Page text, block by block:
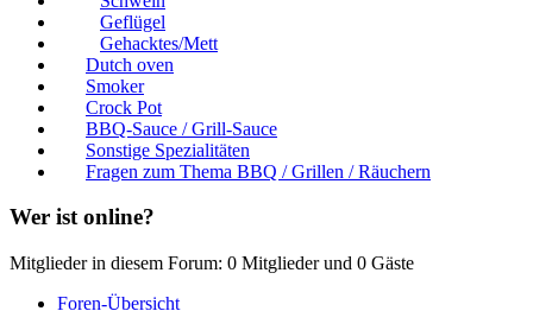
Geflügel
Gehacktes/Mett
Dutch oven
Smoker
Crock Pot
BBQ-Sauce / Grill-Sauce
Sonstige Spezialitäten
Fragen zum Thema BBQ / Grillen / Räuchern
Wer ist online?
Mitglieder in diesem Forum: 0 Mitglieder und 0 Gäste
Foren-Übersicht